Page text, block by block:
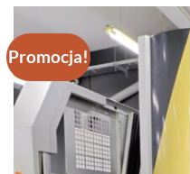
Promocja!